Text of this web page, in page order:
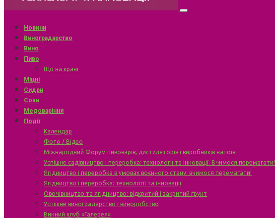
Новини
Виноградарство
Вино
Пиво
Що на крані
Міцні
Сидри
Соки
Медоваріння
Події
Календар
Фото / Відео
Міжнародний Форум пивоварів, дистиляторів і виробників напоїв
Успішне садівництво і переробка: технології та інновації. Вчимося перемагати!
Ягідництво і переробка в умовах воєнного стану: вчимося перемагати!
Ягідництво і переробка: технології та інновації
Овочівництво та ягідництво: відкритий і закритий ґрунт
Успішне виноградарство і виноробство
Винний клуб «Галерея»